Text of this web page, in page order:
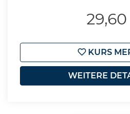
KURS
WEITERE